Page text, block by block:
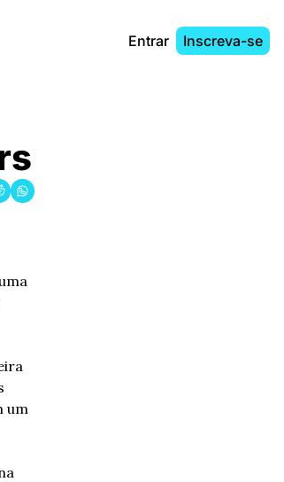
Entrar Inscreva-se
um